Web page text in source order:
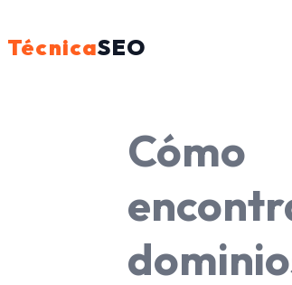
TécnicaSEO
Cómo